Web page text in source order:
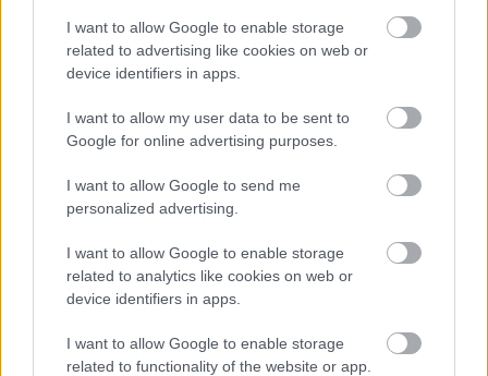
I want to allow Google to enable storage
related to advertising like cookies on web or
device identifiers in apps.
I want to allow my user data to be sent to
Google for online advertising purposes.
I want to allow Google to send me
personalized advertising.
I want to allow Google to enable storage
related to analytics like cookies on web or
device identifiers in apps.
I want to allow Google to enable storage
related to functionality of the website or app.
Izraeli vs. szaudi hackerek
Az MTI egészkorrekt összefoglalót
és Szaud-Arábia közötti virtuális adok-kapokról.
Szvsz. ezek az akciók körülbelül annyira relevánsak,
mint az Anonok fenyegetései a mexikói drogkartellek
felé: a deface-elgetés meg néhány kB adat
publikálása nem lesz hatással arra, hogy ki, mikor,
kit lő le/robbant fel.
Facebook vs. Koobface
nyilvánosságra hozta
mögötti szervezet tagjainak nevét és profilját. A
Koobface még 2008-ban kezdett el terjedni a